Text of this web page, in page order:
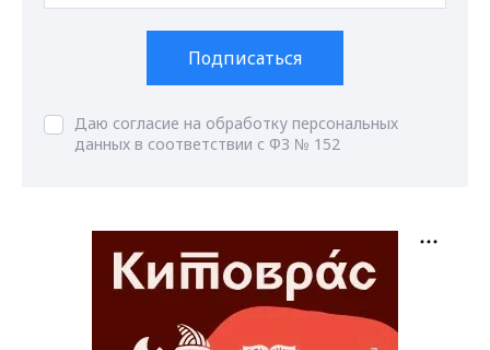
Подписаться
Даю согласие на обработку персональных
данных в соответствии с ФЗ № 152